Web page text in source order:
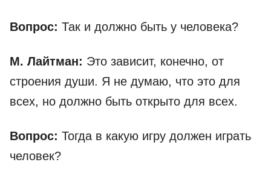
Вопрос: Так и должно быть у человека?
М. Лайтман: Это зависит, конечно, от
строения души. Я не думаю, что это для
всех, но должно быть открыто для всех.
Вопрос: Тогда в какую игру должен играть
человек?